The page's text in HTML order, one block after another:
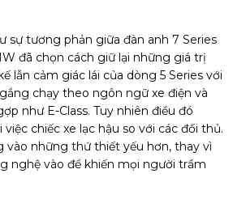
sự tương phản giữa đàn anh 7 Series
đã chọn cách giữ lại những giá trị
lẫn cảm giác lái của dòng 5 Series với
chạy theo ngôn ngữ xe điện và
như E-Class. Tuy nhiên điều đó
chiếc xe lạc hậu so với các đối thủ.
vào những thứ thiết yếu hơn, thay vì
nghệ vào để khiến mọi người trầm